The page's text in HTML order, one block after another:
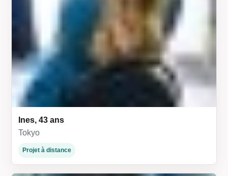
Ines, 43 ans
Tokyo
Projet à distance